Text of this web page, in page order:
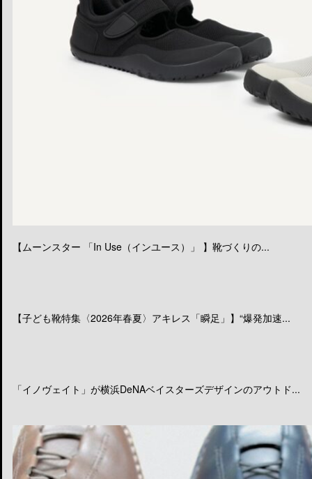
【ムーンスター 「In Use（インユース）」 】靴づくりの...
【子ども靴特集〈2026年春夏〉アキレス「瞬足」】“爆発加速...
「イノヴェイト」が横浜DeNAベイスターズデザインのアウトド...